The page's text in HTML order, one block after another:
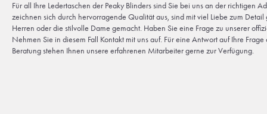
Für all Ihre Ledertaschen der Peaky Blinders sind Sie bei uns an der richtigen
zeichnen sich durch hervorragende Qualität aus, sind mit viel Liebe zum
Herren oder die stilvolle Dame gemacht. Haben Sie eine Frage zu unserer
Nehmen Sie in diesem Fall Kontakt mit uns auf. Für eine Antwort auf Ihre
Beratung stehen Ihnen unsere erfahrenen Mitarbeiter gerne zur Verfügung.